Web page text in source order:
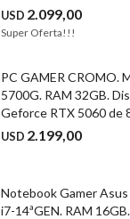
USD 2.099,00
Super Oferta!!!
PC GAMER CROMO.
5700G. RAM 32GB.
Geforce RTX 5060 de
USD 2.199,00
Notebook Gamer
i7-14ªGEN. RAM